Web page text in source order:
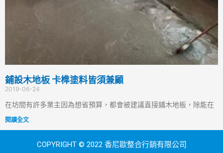
鋪設木地板 卡榫塗料皆須兼顧
2019-06-24
在坊間有許多業主因為想省預算，都會被建議直接鋪木地板，除能在
閱讀全文
COPYRIGHT © 2022 香尼歐整合行銷有限公司